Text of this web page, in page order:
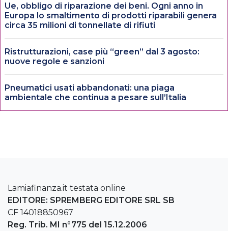
Ue, obbligo di riparazione dei beni. Ogni anno in
Europa lo smaltimento di prodotti riparabili genera
circa 35 milioni di tonnellate di rifiuti
Ristrutturazioni, case più “green” dal 3 agosto:
nuove regole e sanzioni
Pneumatici usati abbandonati: una piaga
ambientale che continua a pesare sull’Italia
Lamiafinanza.it testata online
EDITORE: SPREMBERG EDITORE SRL SB
CF 14018850967
Reg. Trib. MI n°775 del 15.12.2006